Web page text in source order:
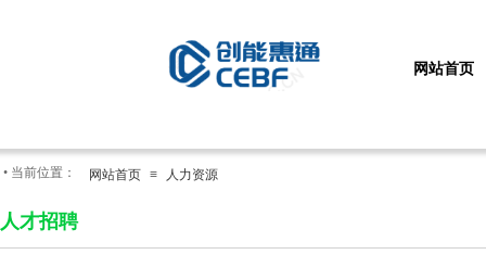
网站首页
• 当前位置： 网站首页 ≡ 人力资源
人才招聘